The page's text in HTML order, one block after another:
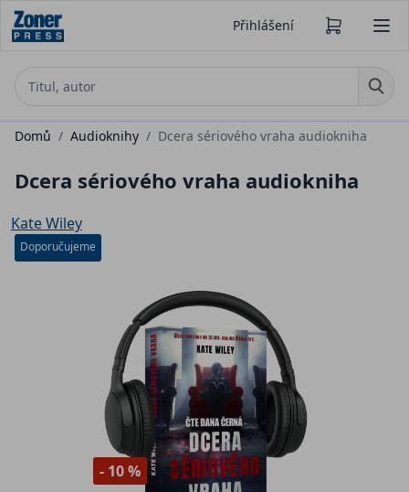
Přihlášení
Domů / Audioknihy / Dcera sériového vraha audiokniha
Dcera sériového vraha audiokniha
Kate Wiley
Doporučujeme
- 10 %